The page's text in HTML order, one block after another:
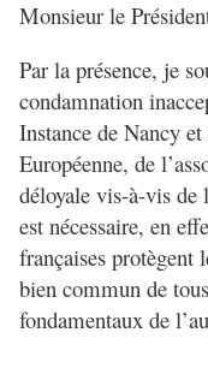
Monsieur le
Par la présence, je
condamnation
Instance de Nancy
Européenne, de
déloyale vis-à-vis de
est nécessaire, en
françaises protègent
bien commun de
fondamentaux de